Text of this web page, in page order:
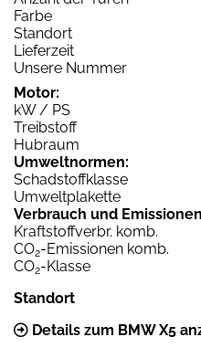
Farbe
Standort
Lieferzeit
Unsere Nummer
Motor:
kW / PS
Treibstoff
Hubraum
Umweltnormen:
Schadstoffklasse
Umweltplakette
Verbrauch und
Kraftstoffverbr. komb.
CO2-Emissionen komb.
CO2-Klasse
Standort
Details zum BMW X5